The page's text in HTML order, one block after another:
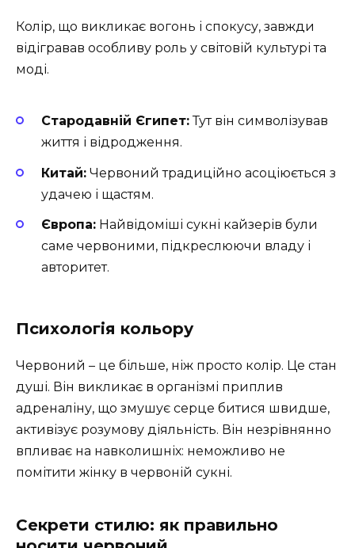
Колір, що викликає вогонь і спокусу, завжди
відігравав особливу роль у світовій культурі та
моді.
Стародавній Єгипет:Тут він символізував
життя і відродження.
Китай: Червоний традиційно асоціюється з
удачею і щастям.
Європа: Найвідоміші сукні кайзерів були
саме червоними, підкреслюючи владу і
авторитет.
Психологія кольору
Червоний – це більше, ніж просто колір. Це стан
душі. Він викликає в організмі приплив
адреналіну, що змушує серце битися швидше,
активізує розумову діяльність. Він незрівнянно
впливає на навколишніх: неможливо не
помітити жінку в червоній сукні.
Секрети стилю: як правильно